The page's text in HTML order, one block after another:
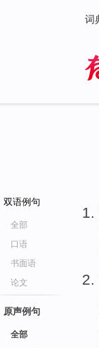
词
双语例句
全部
口语
书面语
论文
原声例句
全部